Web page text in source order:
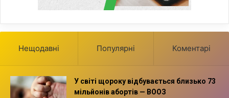
Нещодавні Популярні Коментарі
У світі щороку відбувається близько 73
мільйонів абортів — ВООЗ